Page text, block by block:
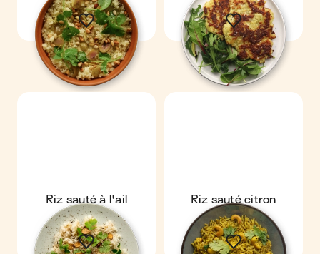
Riz sauté à l'ail
Riz sauté citron
curcuma